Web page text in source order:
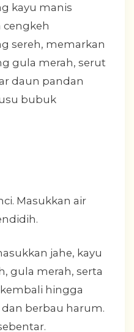
kayu manis
cengkeh
sereh, memarkan
gula merah, serut
daun pandan
bubuk
Masukkan air
jahe, kayu
gula merah, serta
hingga
berbau harum.